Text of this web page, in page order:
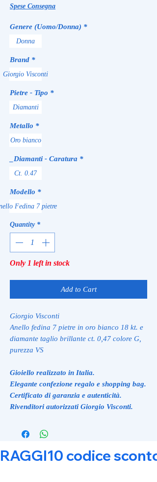
Spese Consegna
Genere (Uomo/Donna) *
Donna
Brand *
Giorgio Visconti
Pietre - Tipo *
Diamanti
Metallo *
Oro bianco
_Diamanti - Caratura *
Ct. 0.47
Modello *
Fedina 7 pietre
Quantity *
Only 1 left in stock
Add to Cart
Giorgio Visconti
Anello fedina 7 pietre in oro bianco 18 kt. e
diamante taglio brillante ct. 0,47 colore G,
purezza VS
Gioiello realizzato in Italia.
Elegante confezione regalo e shopping bag.
Certificato di garanzia e autenticità.
Rivenditori autorizzati Giorgio Visconti.
RAGGI10 codice